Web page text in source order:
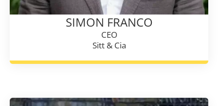
SIMON FRANCO
CEO
Sitt & Cia